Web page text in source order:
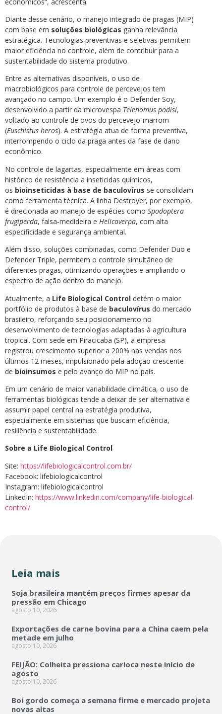
Diante desse cenário, o manejo integrado de pragas (MIP)
com base em soluções biológicas ganha relevância
estratégica. Tecnologias preventivas e seletivas permitem
maior eficiência no controle, além de contribuir para a
sustentabilidade do sistema produtivo.
Entre as alternativas disponíveis, o uso de
macrobiológicos para controle de percevejos tem
avançado no campo. Um exemplo é o Defender Soy,
desenvolvido a partir da microvespa Telenomus podisi,
voltado ao controle de ovos do percevejo-marrom
(Euschistus heros). A estratégia atua de forma preventiva,
interrompendo o ciclo da praga antes da fase de dano
econômico.
No controle de lagartas, especialmente em áreas com
histórico de resistência a inseticidas químicos,
os bioinseticidas à base de baculovírus se consolidam
como ferramenta técnica. A linha Destroyer, por exemplo,
é direcionada ao manejo de espécies como Spodoptera
frugiperda, falsa-medideira e Helicoverpa, com alta
especificidade e segurança ambiental.
Além disso, soluções combinadas, como Defender Duo e
Defender Triple, permitem o controle simultâneo de
diferentes pragas, otimizando operações e ampliando o
espectro de ação dentro do manejo.
Atualmente, a Life Biological Control detém o maior
portfólio de produtos à base de baculovírus do mercado
brasileiro, reforçando seu posicionamento no
desenvolvimento de tecnologias adaptadas à agricultura
tropical. Com sede em Piracicaba (SP), a empresa
registrou crescimento superior a 200% nas vendas nos
últimos 12 meses, impulsionado pela adoção crescente
de bioinsumos e pelo avanço do MIP no país.
Em um cenário de maior variabilidade climática, o uso de
ferramentas biológicas tende a deixar de ser alternativa e
assumir papel central na estratégia produtiva,
especialmente em sistemas que buscam eficiência,
resiliência e sustentabilidade.
Sobre a Life Biological Control
Site: https://lifebiologicalcontrol.com.br/
Facebook: lifebiologicalcontrol
Instagram: lifebiologicalcontrol
LinkedIn: https://www.linkedin.com/company/life-biological-
control/
Leia mais
Soja brasileira mantém preços firmes apesar da
pressão em Chicago
agosto 10, 2026
Exportações de carne bovina para a China caem pela
metade em julho
agosto 10, 2026
FEIJÃO: Colheita pressiona carioca neste início de
agosto
agosto 10, 2026
Boi gordo começa a semana firme e mercado projeta
novas altas